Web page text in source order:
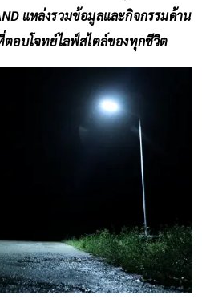
แหล่งรวมข้อมูลและกิจกรรมด้าน
ตอบโจทย์ไลฟ์สไตล์ของทุกชีวิต